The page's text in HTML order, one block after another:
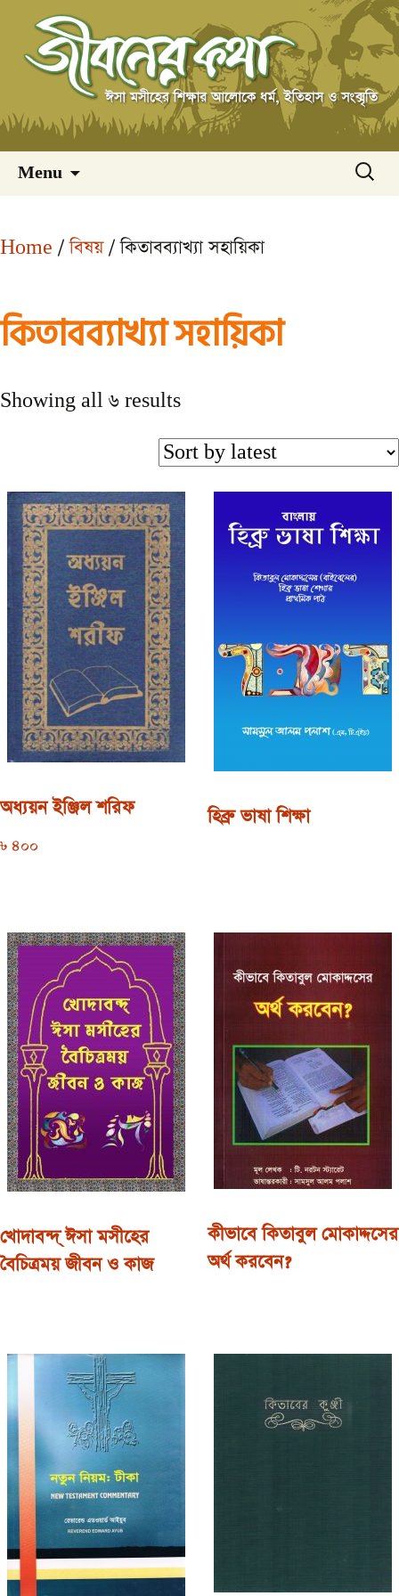
Menu
Skip
to
content
Home /বিষয়/ কিতাবব্যাখ্যা সহায়িকা
কিতাবব্যাখ্যা সহায়িকা
Showing all 6 results
অধ্যয়ন ইঞ্জিল শরিফ
৳ 400
হিব্রু ভাষা শিক্ষা
খোদাবন্দ্‌ ঈসা মসীহের
বৈচিত্রময় জীবন ও কাজ
কীভাবে কিতাবুল মোকাদ্দসের
অর্থ করবেন?